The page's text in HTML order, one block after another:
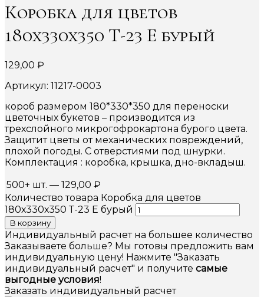
Коробка для цветов
180х330х350 Т-23 Е бурый
129,00 ₽
Артикул: 11217-0003
короб размером 180*330*350 для переноски
цветочных букетов – производится из
трехслойного микрогофрокартона бурого цвета.
Защитит цветы от механических повреждений,
плохой погоды. С отверстиями под шнурки.
Комплектация : коробка, крышка, дно-вкладыш.
500+ шт. — 129,00 ₽
Количество товара Коробка для цветов
180х330х350 Т-23 Е бурый
В корзину
Индивидуальный расчет на большее количество
Заказываете больше? Мы готовы предложить вам
индивидуальную цену! Нажмите "Заказать
индивидуальный расчет" и получите самые
выгодные условия!
Заказать индивидуальный расчет